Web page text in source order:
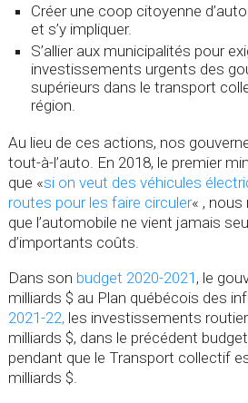
Créer une coop citoyenne
et s’y impliquer.
S’allier aux municipalités pour
investissements urgents des
supérieurs dans le transport
région.
Au lieu de ces actions, nos
tout-à-l’auto. En 2018, le premier
que «si on veut des véhicules
routes pour les faire circuler« , nous
que l’automobile ne vient jamais
d’importants coûts.
Dans son budget 2020-2021 , le
milliards $ au Plan québécois des
2021-22, les investissements
milliards $, dans le précédent
pendant que le Transport collectif
milliards $.